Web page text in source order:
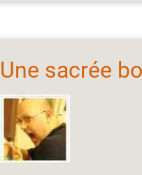
Une sacrée